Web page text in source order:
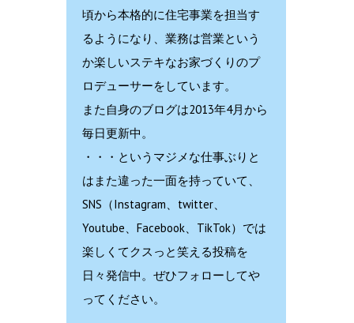
頃から本格的に住宅事業を担当す
るようになり、業務は営業という
か楽しいステキなお家づくりのプ
ロデューサーをしています。
また自身のブログは2013年4月から
毎日更新中。
・・・というマジメな仕事ぶりと
はまた違った一面を持っていて、
SNS（Instagram、twitter、
Youtube、Facebook、TikTok）では
楽しくてクスっと笑える投稿を
日々発信中。ぜひフォローしてや
ってください。